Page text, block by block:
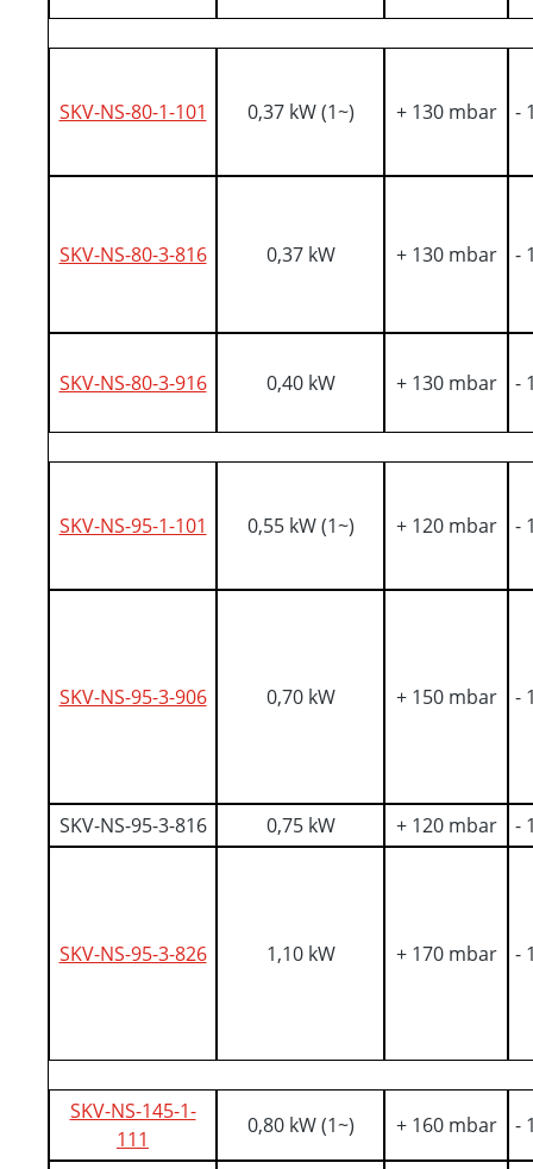
SKV-NS-80-1-101 0,37 kW (1~) + 130 mbar -
SKV-NS-80-3-816 0,37 kW + 130 mbar -
SKV-NS-80-3-916 0,40 kW + 130 mbar -
SKV-NS-95-1-101 0,55 kW (1~) + 120 mbar -
SKV-NS-95-3-906 0,70 kW + 150 mbar -
SKV-NS-95-3-816 0,75 kW + 120 mbar -
SKV-NS-95-3-826 1,10 kW + 170 mbar -
SKV-NS-145-1-
111
0,80 kW (1~) + 160 mbar -